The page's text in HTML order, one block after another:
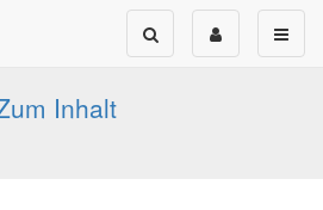
und Tourenfahrer
Inhalt